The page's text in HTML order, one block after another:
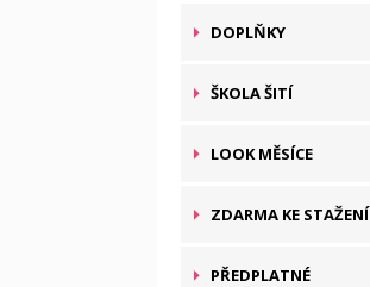
DOPLŇKY
ŠKOLA ŠITÍ
LOOK MĚSÍCE
ZDARMA KE STAŽENÍ
PŘEDPLATNÉ